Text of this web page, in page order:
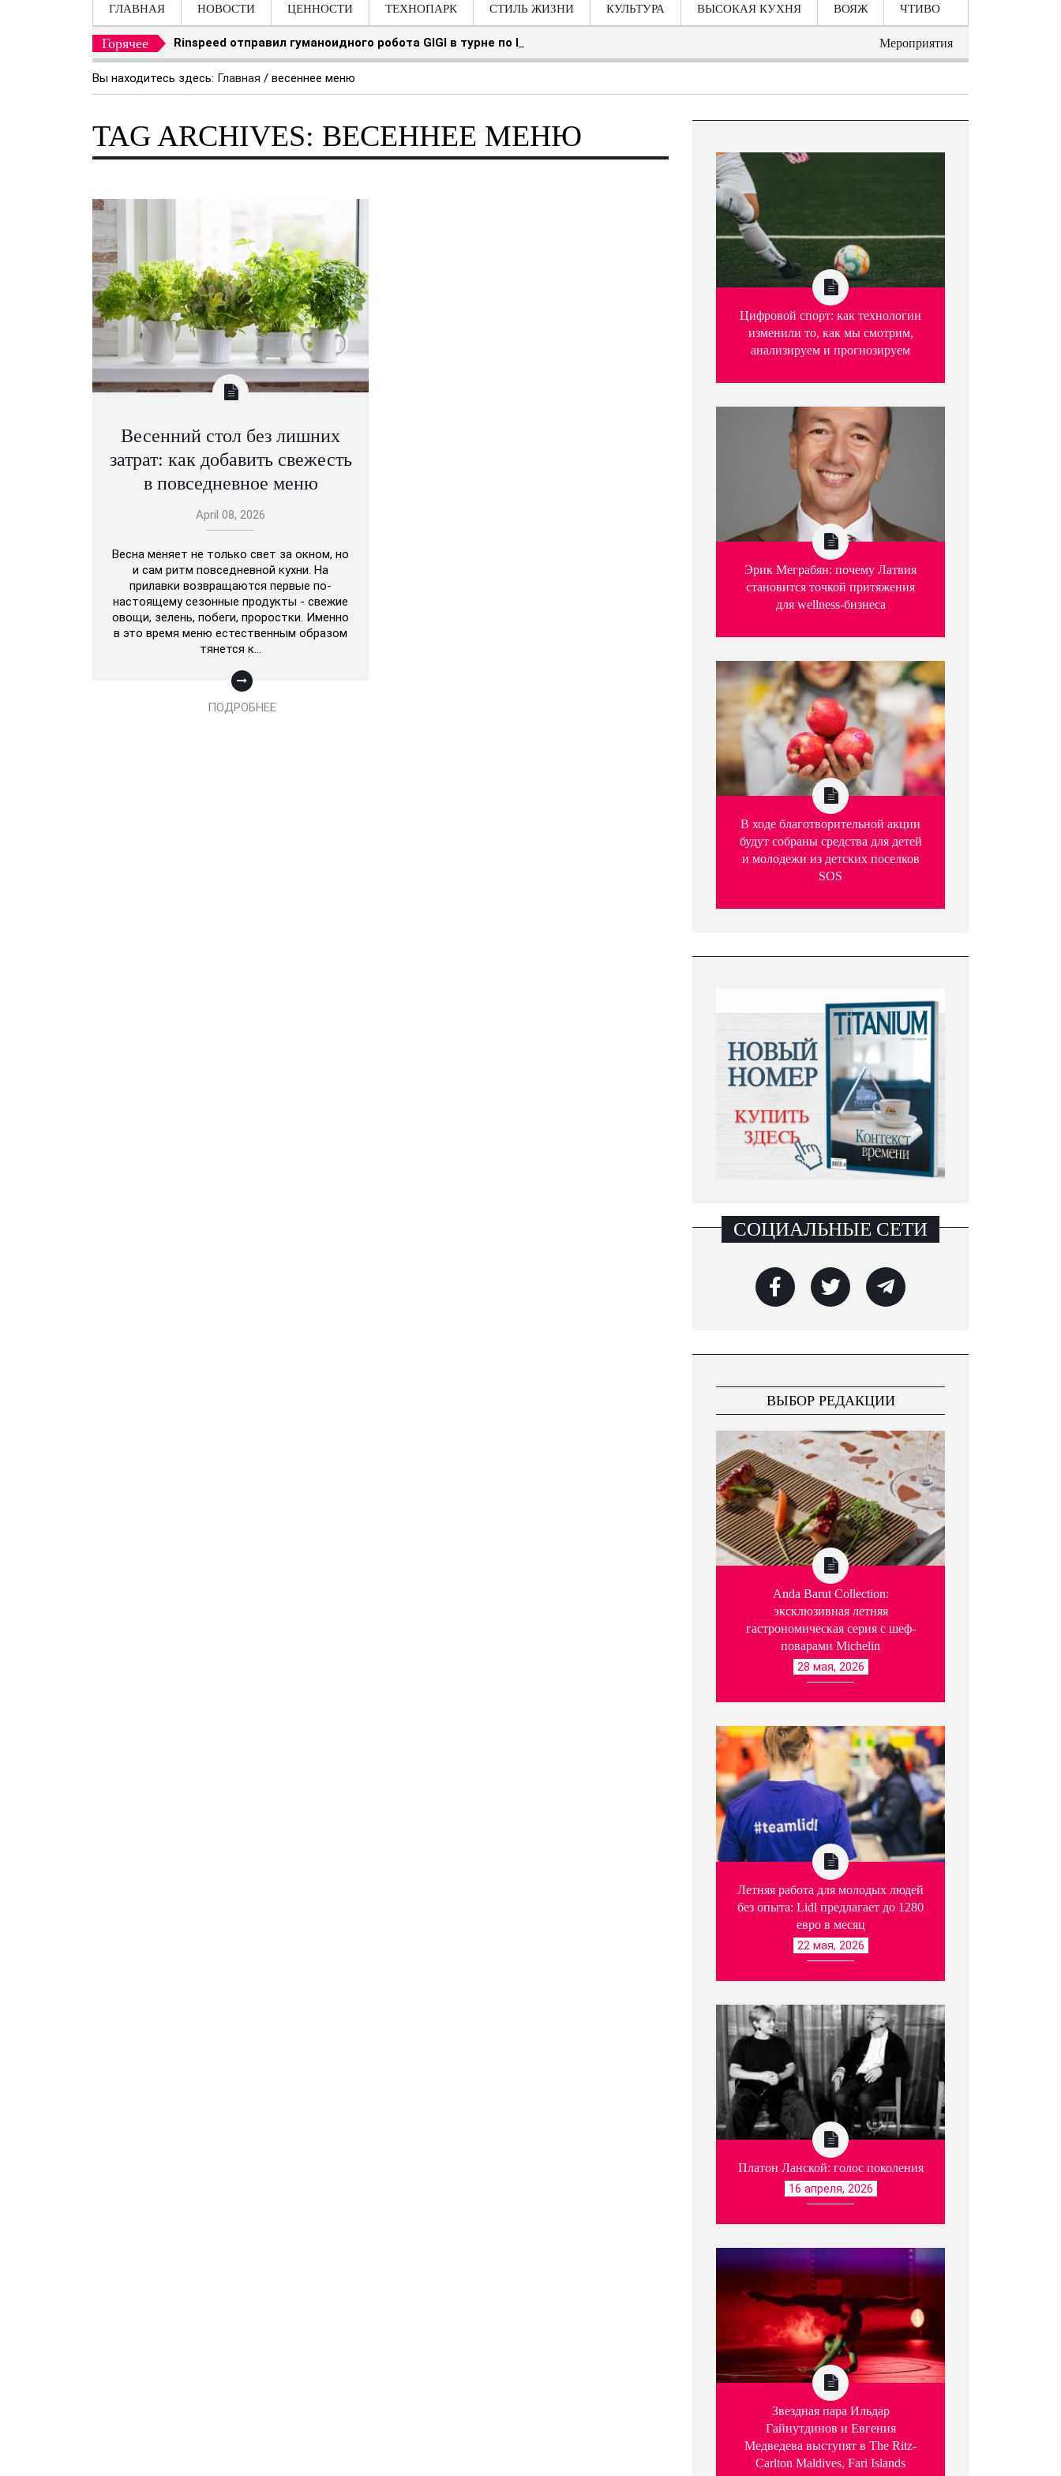
ГЛАВНАЯ НОВОСТИ ЦЕННОСТИ ТЕХНОПАРК СТИЛЬ ЖИЗНИ КУЛЬТУРА ВЫСОКАЯ КУХНЯ ВОЯЖ ЧТИВО
Горячее Rinspeed отправил гуманоидного робота GIGI в турне по Швейцарии Мероприятия
Вы находитесь здесь: Главная / весеннее меню
TAG ARCHIVES: ВЕСЕННЕЕ МЕНЮ
Весенний стол без лишних
затрат: как добавить свежесть
в повседневное меню
April 08, 2026
Весна меняет не только свет за окном, но
и сам ритм повседневной кухни. На
прилавки возвращаются первые по-
настоящему сезонные продукты - свежие
овощи, зелень, побеги, проростки. Именно
в это время меню естественным образом
тянется к…
ПОДРОБНЕЕ
Цифровой спорт: как технологии
изменили то, как мы смотрим,
анализируем и прогнозируем
Эрик Меграбян: почему Латвия
становится точкой притяжения
для wellness-бизнеса
В ходе благотворительной акции
будут собраны средства для детей
и молодежи из детских поселков
SOS
СОЦИАЛЬНЫЕ СЕТИ
ВЫБОР РЕДАКЦИИ
Anda Barut Collection:
эксклюзивная летняя
гастрономическая серия с шеф-
поварами Michelin
28 мая, 2026
Летняя работа для молодых людей
без опыта: Lidl предлагает до 1280
евро в месяц
22 мая, 2026
Платон Ланской: голос поколения
16 апреля, 2026
Звездная пара Ильдар
Гайнутдинов и Евгения
Медведева выступят в The Ritz-
Carlton Maldives, Fari Islands